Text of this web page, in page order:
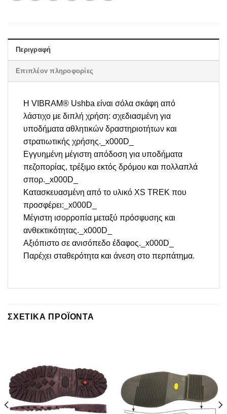
Περιγραφή
Επιπλέον πληροφορίες
Η VIBRAM® Ushba είναι σόλα σκάφη από
λάστιχο με διπλή χρήση: σχεδιασμένη για
υποδήματα αθλητικών δραστηριοτήτων και
στρατιωτικής χρήσης._x000D_
Εγγυημένη μέγιστη απόδοση για υποδήματα
πεζοπορίας, τρέξιμο εκτός δρόμου και πολλαπλά
σπορ._x000D_
Κατασκευασμένη από το υλικό XS TREK που
προσφέρει:_x000D_
Μέγιστη ισορροπία μεταξύ πρόσφυσης και
ανθεκτικότητας._x000D_
Αξιόπιστο σε ανισόπεδο έδαφος._x000D_
Παρέχει σταθερότητα και άνεση στο περπάτημα.
ΣΧΕΤΙΚΆ ΠΡΟΪΌΝΤΑ